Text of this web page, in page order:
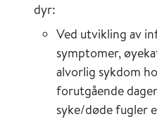
dyr:
Ved utvikling av
symptomer,
alvorlig sykdom
forutgående
syke/døde fugler